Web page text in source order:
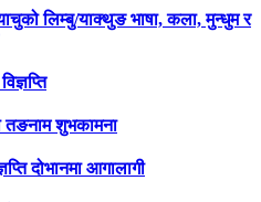
लिम्बु/याक्थुङ भाषा, कला, मुन्धुम र
तङनाम शुभकामना
दोभानमा आगालागी